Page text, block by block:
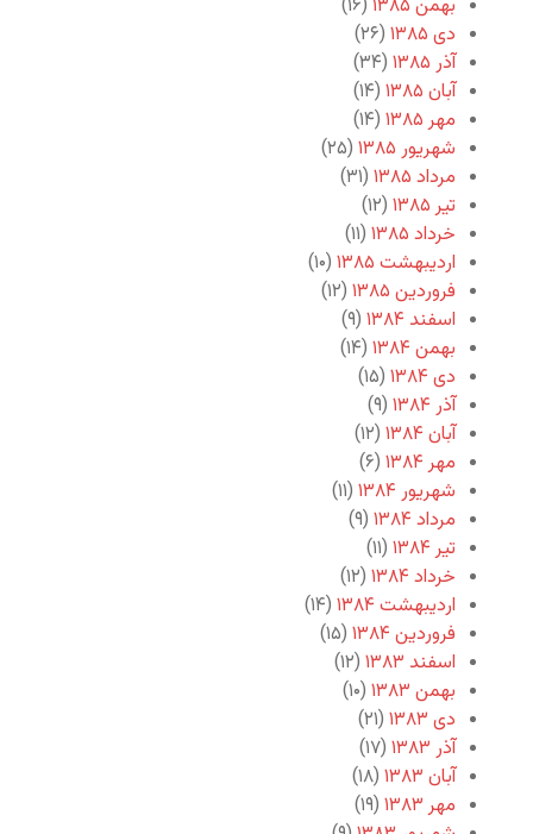
بهمن ۱۳۸۵
(۱۶)
دی ۱۳۸۵
(۲۶)
آذر ۱۳۸۵
(۳۴)
آبان ۱۳۸۵
(۱۴)
مهر ۱۳۸۵
(۱۴)
شهریور ۱۳۸۵
(۲۵)
مرداد ۱۳۸۵
(۳۱)
تیر ۱۳۸۵
(۱۲)
خرداد ۱۳۸۵
(۱۱)
اردیبهشت ۱۳۸۵
(۱۰)
فروردین ۱۳۸۵
(۱۲)
اسفند ۱۳۸۴
(۹)
بهمن ۱۳۸۴
(۱۴)
دی ۱۳۸۴
(۱۵)
آذر ۱۳۸۴
(۹)
آبان ۱۳۸۴
(۱۲)
مهر ۱۳۸۴
(۶)
شهریور ۱۳۸۴
(۱۱)
مرداد ۱۳۸۴
(۹)
تیر ۱۳۸۴
(۱۱)
خرداد ۱۳۸۴
(۱۲)
اردیبهشت ۱۳۸۴
(۱۴)
فروردین ۱۳۸۴
(۱۵)
اسفند ۱۳۸۳
(۱۲)
بهمن ۱۳۸۳
(۱۰)
دی ۱۳۸۳
(۲۱)
آذر ۱۳۸۳
(۱۷)
آبان ۱۳۸۳
(۱۸)
مهر ۱۳۸۳
(۱۹)